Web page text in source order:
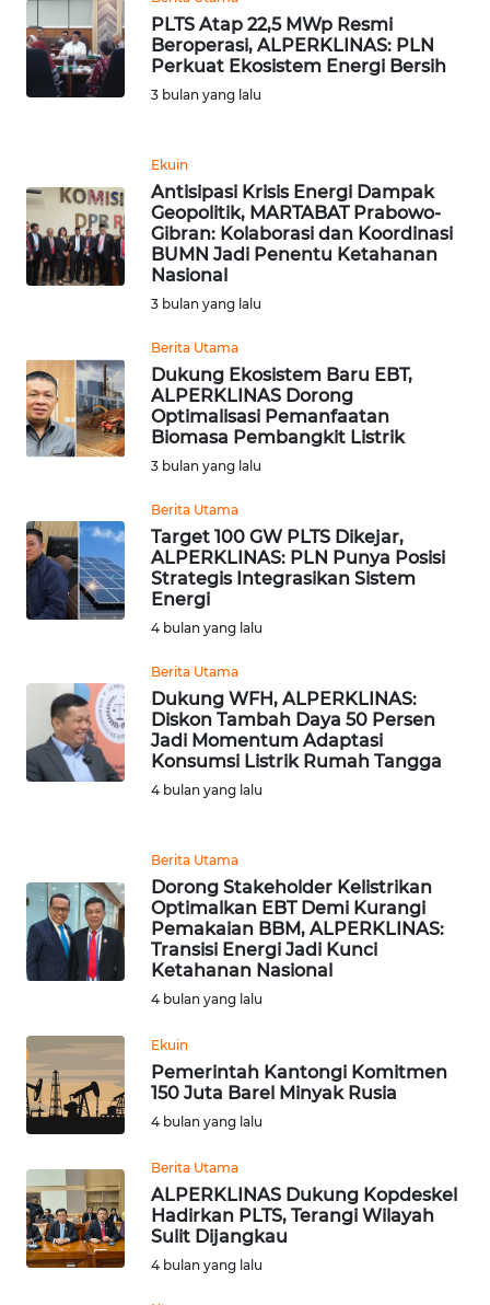
PLTS Atap 22,5 MWp Resmi
Beroperasi, ALPERKLINAS: PLN
Perkuat Ekosistem Energi Bersih
3 bulan yang lalu
Ekuin
Antisipasi Krisis Energi Dampak
Geopolitik, MARTABAT Prabowo-
Gibran: Kolaborasi dan Koordinasi
BUMN Jadi Penentu Ketahanan
Nasional
3 bulan yang lalu
Berita Utama
Dukung Ekosistem Baru EBT,
ALPERKLINAS Dorong
Optimalisasi Pemanfaatan
Biomasa Pembangkit Listrik
3 bulan yang lalu
Berita Utama
Target 100 GW PLTS Dikejar,
ALPERKLINAS: PLN Punya Posisi
Strategis Integrasikan Sistem
Energi
4 bulan yang lalu
Berita Utama
Dukung WFH, ALPERKLINAS:
Diskon Tambah Daya 50 Persen
Jadi Momentum Adaptasi
Konsumsi Listrik Rumah Tangga
4 bulan yang lalu
Berita Utama
Dorong Stakeholder Kelistrikan
Optimalkan EBT Demi Kurangi
Pemakaian BBM, ALPERKLINAS:
Transisi Energi Jadi Kunci
Ketahanan Nasional
4 bulan yang lalu
Ekuin
Pemerintah Kantongi Komitmen
150 Juta Barel Minyak Rusia
4 bulan yang lalu
Berita Utama
ALPERKLINAS Dukung Kopdeskel
Hadirkan PLTS, Terangi Wilayah
Sulit Dijangkau
4 bulan yang lalu
WN
SULTRA
WN
SULTENG
WN
BABEL
WN
WN
SUMSEL
WN
WN
LAMPUNG
WN
NUSANTARA
WN
JOGJA
JATIM
WN
BALI
WN
KALBAR
WN